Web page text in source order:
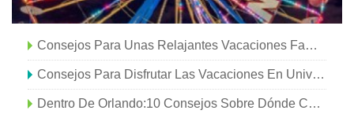
Consejos Para Unas Relajantes Vacaciones Familiares En Orlando
Consejos Para Disfrutar Las Vacaciones En Universal Orlando Resort
Dentro De Orlando:10 Consejos Sobre Dónde Comprar